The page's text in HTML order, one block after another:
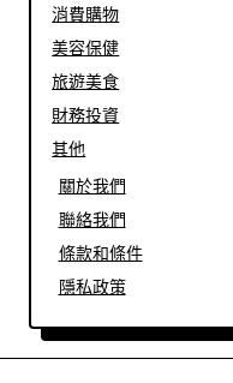
消費購物
美容保健
旅遊美食
財務投資
其他
關於我們
聯絡我們
條款和條件
隱私政策